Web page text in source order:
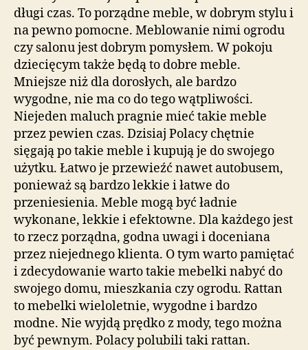
długi czas. To porządne meble, w dobrym stylu i
na pewno pomocne. Meblowanie nimi ogrodu
czy salonu jest dobrym pomysłem. W pokoju
dziecięcym także będą to dobre meble.
Mniejsze niż dla dorosłych, ale bardzo
wygodne, nie ma co do tego wątpliwości.
Niejeden maluch pragnie mieć takie meble
przez pewien czas. Dzisiaj Polacy chętnie
sięgają po takie meble i kupują je do swojego
użytku. Łatwo je przewieźć nawet autobusem,
ponieważ są bardzo lekkie i łatwe do
przeniesienia. Meble mogą być ładnie
wykonane, lekkie i efektowne. Dla każdego jest
to rzecz porządna, godna uwagi i doceniana
przez niejednego klienta. O tym warto pamiętać
i zdecydowanie warto takie mebelki nabyć do
swojego domu, mieszkania czy ogrodu. Rattan
to mebelki wieloletnie, wygodne i bardzo
modne. Nie wyjdą prędko z mody, tego można
być pewnym. Polacy polubili taki rattan.